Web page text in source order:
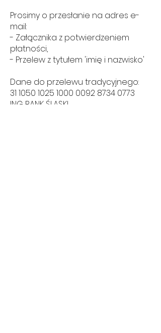
Prosimy o przesłanie na adres e-
mail:
- Załącznika z potwierdzeniem
płatności,
- Przelew z tytułem 'imię i nazwisko'
Dane do przelewu tradycyjnego:
31 1050 1025 1000 0092 8734 0773
ING BANK ŚLĄSKI